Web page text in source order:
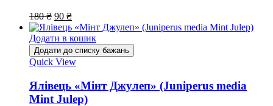
180₴ 90 ₴
Додати в кошик
Додати до списку бажань
Quick View
Ялівець «Мінт Джулеп» (Juniperus media
Mint Julep)